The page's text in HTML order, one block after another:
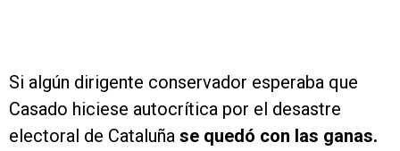
Si algún dirigente conservador esperaba que
Casado hiciese autocrítica por el desastre
electoral de Cataluña se quedó con las ganas.